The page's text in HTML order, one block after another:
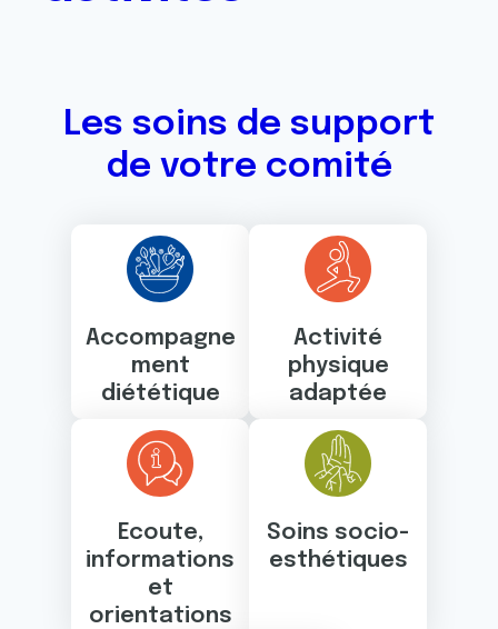
Les soins de support
de votre comité
Accompagne
ment
diététique
Activité
physique
adaptée
Ecoute,
informations
et
orientations
Soins socio-
esthétiques